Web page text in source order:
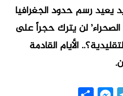
رسم حدود الجغرافيا
الصحراء’ لن يترك حجراً على
الأيام القادمة